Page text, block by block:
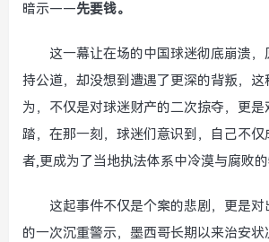
暗示——先要钱。
这一幕让在场的中国球迷彻底崩溃
持公道，却没想到遭遇了更深的背叛，这
为，不仅是对球迷财产的二次掠夺，更是
踏，在那一刻，球迷们意识到，自己不仅
者,更成为了当地执法体系中冷漠与腐败的
这起事件不仅是个案的悲剧，更是
的一次沉重警示，墨西哥长期以来治安